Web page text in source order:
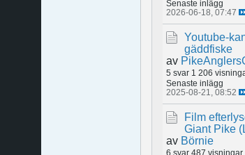
Senaste inlägg
2026-06-18, 07:47
Youtube-
gäddfiske
av
5 svar 1 206
Senaste inlägg
2025-08-21, 08:52
Film
Giant Pike
av Börnie
6 svar 487 visningar